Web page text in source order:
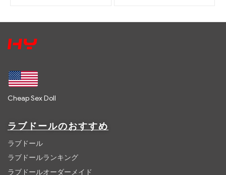
Cheap Sex Doll
ラブドールのおすすめ
ラブドール
ラブドールランキング
ラブドールオーダーメイド